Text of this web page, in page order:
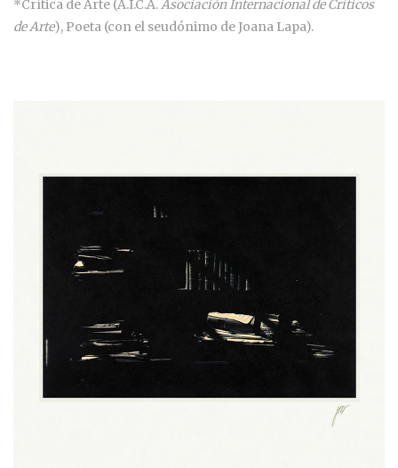
*Crítica de Arte (A.I.C.A.Asociación Internacional de Críticos
de Arte), Poeta (con el seudónimo de Joana Lapa).